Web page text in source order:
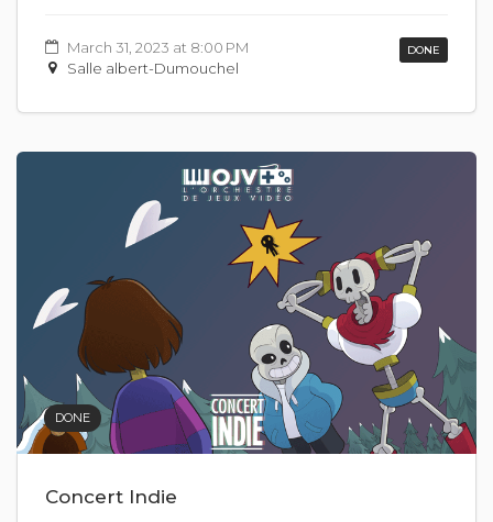
March 31, 2023 at 8:00 PM DONE
Salle albert-Dumouchel
DONE
Concert Indie